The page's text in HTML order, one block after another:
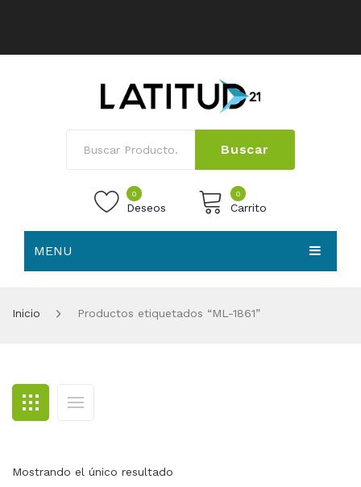
Buscar
0
Deseos
0
Carrito
MENU
BLOG
CONTACTO
Inicio Productos etiquetados “ML-1861”
Mostrando el único resultado